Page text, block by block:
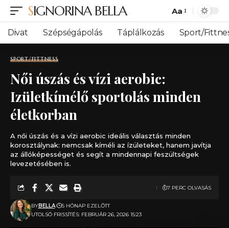
SIGNORINA BELLA
Font
Resizer
Aa
Divat Szépségápolás Táplálkozás Sport/
SPORT/FITTNESS
Női úszás és vízi aerobic:
Izületkímélő sportolás minden
életkorban
A női úszás és a vízi aerobic ideális választás minden
korosztálynak: nemcsak kíméli az ízületeket, hanem javítja
az állóképességet és segít a mindennapi feszültségek
levezetésében is.
UTOLSÓ FRISSÍTÉS: FEBRUÁR 26, 2026 15:23
BYBELLA 5 HÓNAP EZELŐTT
7 PERC OLVASÁS